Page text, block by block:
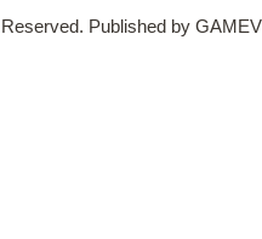
Published by